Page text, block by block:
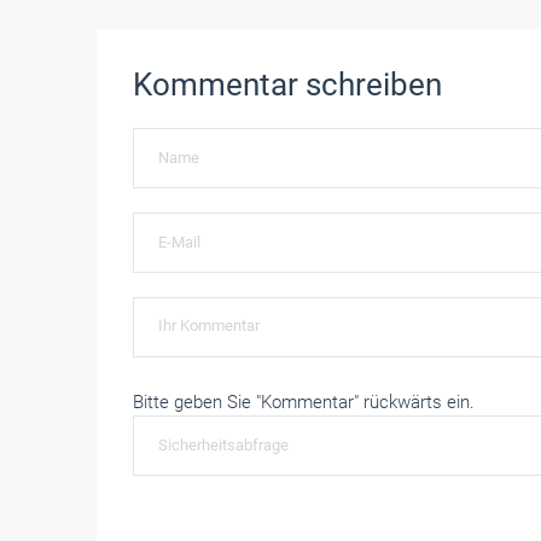
Kommentar schreiben
Bitte geben Sie "Kommentar" rückwärts ein.